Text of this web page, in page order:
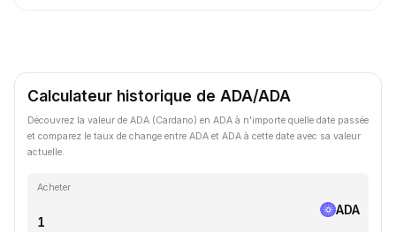
Calculateur historique de ADA/ADA
Découvrez la valeur de ADA (Cardano) en ADA à n'importe quelle date passée
et comparez le taux de change entre ADA et ADA à cette date avec sa valeur
actuelle.
Acheter
ADA